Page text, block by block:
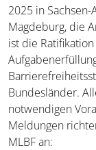
2025 in
Magdeburg, die
ist die
Bundesländer.
notwendigen
Meldungen
MLBF an: